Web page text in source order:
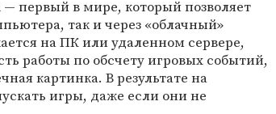
первый в мире, который позволяет
так и через «облачный»
на ПК или удаленном сервере,
работы по обсчету игровых событий,
картинка. В результате на
игры, даже если они не